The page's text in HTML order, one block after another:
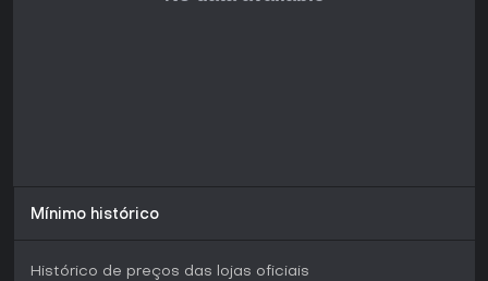
Mínimo histórico
Histórico de preços das lojas oficiais